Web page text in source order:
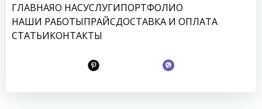
ГЛАВНАЯО НАСУСЛУГИПОРТФОЛИО
НАШИ РАБОТЫПРАЙСДОСТАВКА И ОПЛАТА
СТАТЬИКОНТАКТЫ